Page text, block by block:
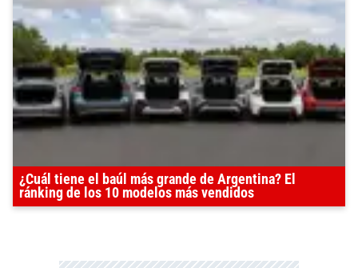
¿Cuál tiene el baúl más grande de Argentina? El
ránking de los 10 modelos más vendidos